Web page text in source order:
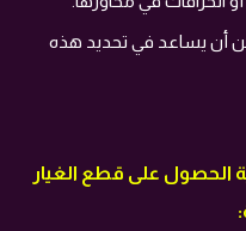
أن يساعد في تحديد هذه
الحصول على قطع الغيار